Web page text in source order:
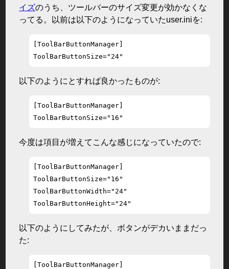
イズのうち、ツールバーのサイズ変更が効かなくな
ってる。以前は以下のようになっていたuser.iniを:
[ToolBarButtonManager]
ToolBarButtonSize="24"
以下のようにとすれば良かったものが:
[ToolBarButtonManager]
ToolBarButtonSize="16"
今度は項目が増えてこんな感じになっていたので:
[ToolBarButtonManager]
ToolBarButtonSize="16"
ToolBarButtonWidth="24"
ToolBarButtonHeight="24"
以下のようにしてみたが、ボタンがデカいままだっ
た:
[ToolBarButtonManager]